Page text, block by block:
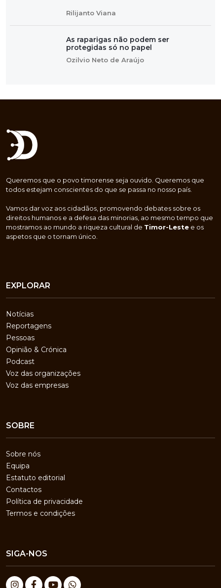
Rilijanto Viana
As raparigas não podem ser
protegidas só no papel
Ozilvio Neto de Araújo
Queremos que o povo timorense seja ouvido. Queremos que
todos estejam conscientes do que se passa no nosso país.
Vamos dar voz aos cidadãos, promovendo debates sobre os
direitos humanos e a defesa das minorias, ao mesmo tempo que
mostramos ao mundo a riqueza cultural de Timor-Leste e os
aspetos que o tornam único.
EXPLORAR
Notícias
Reportagens
Pessoas
Opinião & Crónica
Podcast
Voz das organizações
Voz das empresas
SOBRE
Sobre nós
Equipa
Estatuto editorial
Contactos
Política de privacidade
Termos e condições
SIGA-NOS